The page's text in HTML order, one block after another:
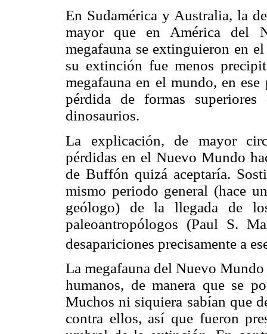
En Sudamérica y Australia, la
mayor que en América del
megafauna se extinguieron en
su extinción fue menos
megafauna en el mundo, en
pérdida de formas
dinosaurios.
La explicación, de mayor
pérdidas en el Nuevo Mundo
de Buffón quizá aceptaría.
mismo periodo general (hace
geólogo) de la llegada de
paleoantropólogos (Paul S.
desapariciones precisamente a
La megafauna del Nuevo
humanos, de manera que se
Muchos ni siquiera sabían que
contra ellos, así que fueron